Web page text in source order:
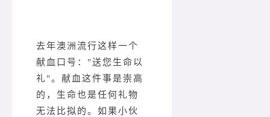
去年澳洲流行这样一个
献血口号："送您生命以
礼"。献血这件事是崇高
的，生命也是任何礼物
无法比拟的。如果小伙